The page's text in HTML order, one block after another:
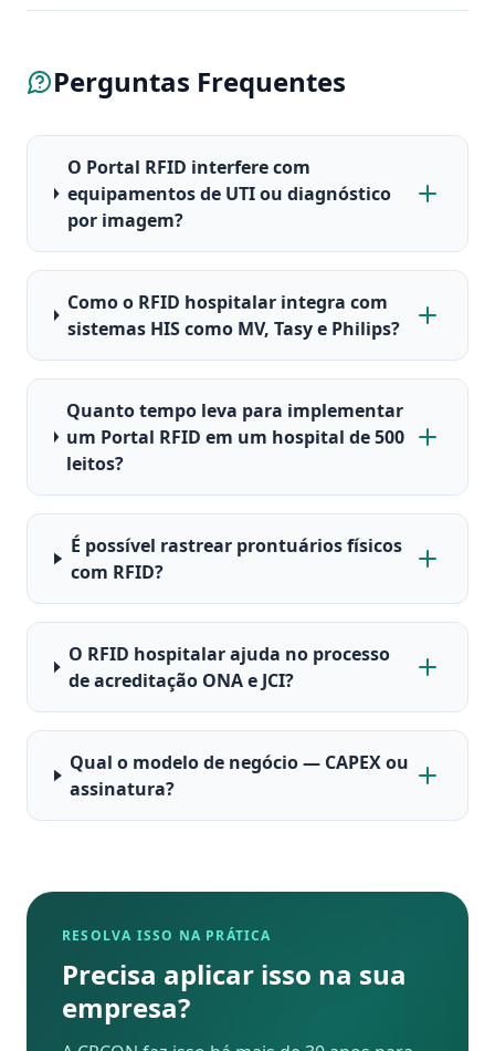
Perguntas Frequentes
O Portal RFID interfere com
equipamentos de UTI ou diagnóstico
por imagem?
Como o RFID hospitalar integra com
sistemas HIS como MV, Tasy e Philips?
Quanto tempo leva para implementar
um Portal RFID em um hospital de 500
leitos?
É possível rastrear prontuários físicos
com RFID?
O RFID hospitalar ajuda no processo
de acreditação ONA e JCI?
Qual o modelo de negócio — CAPEX ou
assinatura?
RESOLVA ISSO NA PRÁTICA
Precisa aplicar isso na sua
empresa?